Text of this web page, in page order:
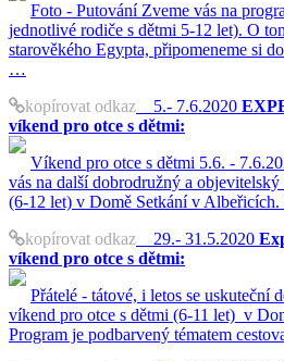
Foto - Putování Zveme vás na
jednotlivé rodiče s dětmi 5-12 let). O
starověkého Egypta, připomeneme si
…
kopírovat odkaz 5.- 7.6.2020
víkend pro otce s dětmi:
Víkend pro otce s dětmi 5.6. -
vás na další dobrodružný a
(6-12 let) v Domě Setkání v
kopírovat odkaz 29.- 31.5.2020
víkend pro otce s dětmi:
Přátelé - tátové, i letos se uskuteční
víkend pro otce s dětmi (6-11 let) v
Program je podbarvený tématem